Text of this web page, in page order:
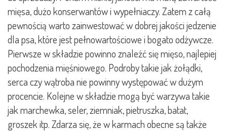
mięsa, dużo konserwantów i wypełniaczy. Zatem z całą
pewnością warto zainwestować w dobrej jakości jedzenie
dla psa, które jest pełnowartościowe i bogato odżywcze.
Pierwsze w składzie powinno znaleźć się mięso, najlepiej
pochodzenia mięśniowego. Podroby takie jak żołądki,
serca czy wątroba nie powinny występować w dużym
procencie. Kolejne w składzie mogą być warzywa takie
jak marchewka, seler, ziemniak, pietruszka, batat,
groszek itp. Zdarza się, że w karmach obecne są także